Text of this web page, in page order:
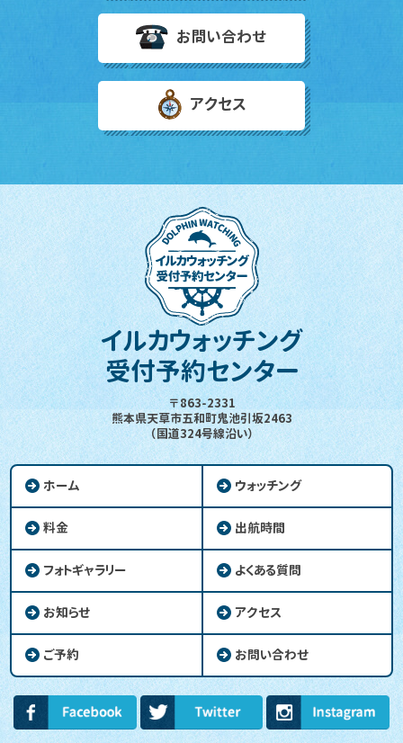
お問い合わせ
アクセス
イルカウォッチング
受付予約センター
〒863-2331
熊本県天草市五和町鬼池引坂2463
（国道324号線沿い）
ホーム ウォッチング
料金 出航時間
フォトギャラリー よくある質問
お知らせ アクセス
ご予約 お問い合わせ